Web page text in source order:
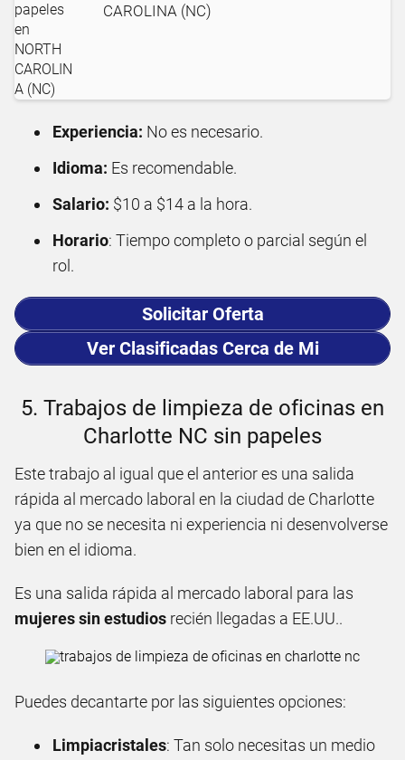
CAROLINA (NC)
Experiencia: No es necesario.
Idioma: Es recomendable.
Salario: $10 a $14 a la hora.
Horario: Tiempo completo o parcial según el
rol.
Solicitar Oferta
Ver Clasificadas Cerca de Mi
5. Trabajos de limpieza de oficinas en
Charlotte NC sin papeles
Este trabajo al igual que el anterior es una salida
rápida al mercado laboral en la ciudad de Charlotte
ya que no se necesita ni experiencia ni desenvolverse
bien en el idioma.
Es una salida rápida al mercado laboral para las
mujeres sin estudios recién llegadas a EE.UU..
Puedes decantarte por las siguientes opciones:
Limpiacristales: Tan solo necesitas un medio